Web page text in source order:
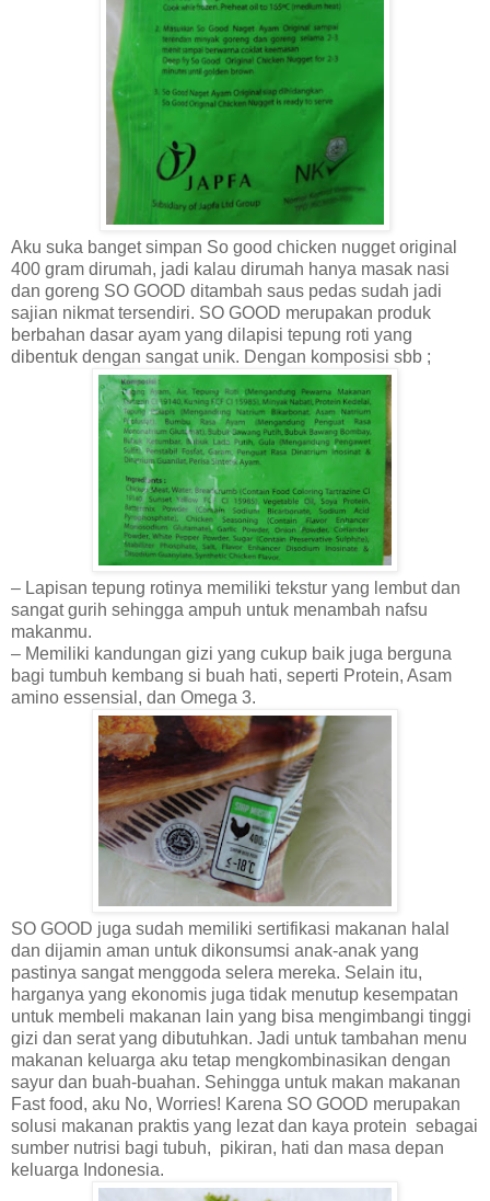
Aku suka banget simpan So good chicken nugget original
400 gram dirumah, jadi kalau dirumah hanya masak nasi
dan goreng SO GOOD ditambah saus pedas sudah jadi
sajian nikmat tersendiri. SO GOOD merupakan produk
berbahan dasar ayam yang dilapisi tepung roti yang
dibentuk dengan sangat unik. Dengan komposisi sbb ;
– Lapisan tepung rotinya memiliki tekstur yang lembut dan
sangat gurih sehingga ampuh untuk menambah nafsu
makanmu.
– Memiliki kandungan gizi yang cukup baik juga berguna
bagi tumbuh kembang si buah hati, seperti Protein, Asam
amino essensial, dan Omega 3.
SO GOOD juga sudah memiliki sertifikasi makanan halal
dan dijamin aman untuk dikonsumsi anak-anak yang
pastinya sangat menggoda selera mereka. Selain itu,
harganya yang ekonomis juga tidak menutup kesempatan
untuk membeli makanan lain yang bisa mengimbangi tinggi
gizi dan serat yang dibutuhkan. Jadi untuk tambahan menu
makanan keluarga aku tetap mengkombinasikan dengan
sayur dan buah-buahan. Sehingga untuk makan makanan
Fast food, aku No, Worries! Karena SO GOOD merupakan
solusi makanan praktis yang lezat dan kaya protein sebagai
sumber nutrisi bagi tubuh, pikiran, hati dan masa depan
keluarga Indonesia.